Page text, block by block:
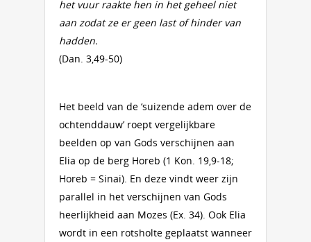
het vuur raakte hen in het geheel niet
aan zodat ze er geen last of hinder van
hadden.
(Dan. 3,49-50)
Het beeld van de ‘suizende adem over de
ochtenddauw’ roept vergelijkbare
beelden op van Gods verschijnen aan
Elia op de berg Horeb (1 Kon. 19,9-18;
Horeb = Sinai). En deze vindt weer zijn
parallel in het verschijnen van Gods
heerlijkheid aan Mozes (Ex. 34). Ook Elia
wordt in een rotsholte geplaatst wanneer